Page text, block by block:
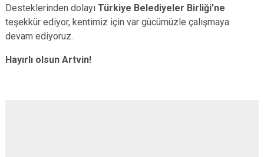
Desteklerinden dolayı Türkiye Belediyeler Birliği’ne
teşekkür ediyor, kentimiz için var gücümüzle çalışmaya
devam ediyoruz.
Hayırlı olsun Artvin!